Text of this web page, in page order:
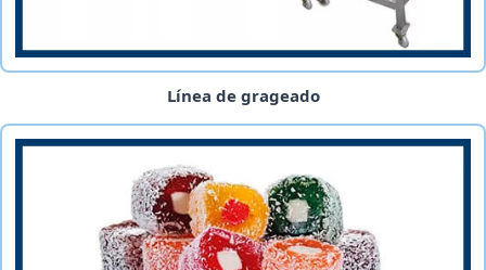
Línea de grageado